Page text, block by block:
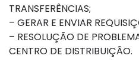
TRANSFERÊNCIAS;
– GERAR E ENVIAR
– RESOLUÇÃO DE
CENTRO DE DISTRIBUIÇÃO.